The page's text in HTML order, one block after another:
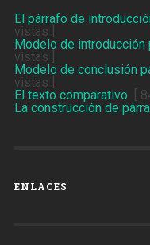
El párrafo de
vistas ]
Modelo de introducción
vistas ]
Modelo de conclusión
vistas ]
El texto comparativo [
La construcción de
ENLACES